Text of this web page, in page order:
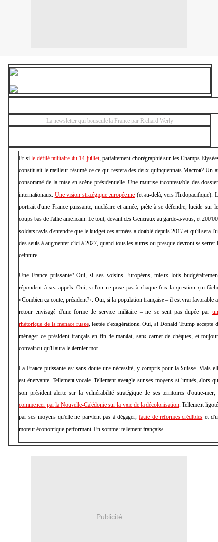
La newsletter qui bouscule la France par Richard Werly
Et si le défilé militaire du 14 juillet, parfaitement chorégraphié sur les Champs-
constituait le meilleur résumé de ce qui restera des deux quinquennats Macron? Un
consommé de la mise en scène présidentielle. Une maitrise incontestable des
internationaux. Une vision stratégique européenne (et au-delà, vers l'Indopacifique).
portrait d'une France puissante, nucléaire et armée, prête à se défendre, lucide sur
coups bas de l'allié américain. Le tout, devant des Généraux au garde-à-vous, et
soldats ravis d'entendre que le budget des armées a doublé depuis 2017 et qu'il sera
des seuls à augmenter d'ici à 2027, quand tous les autres ou presque devront se serrer
ceinture.
Une France puissante? Oui, si ses voisins Européens, mieux lotis
répondent à ses appels. Oui, si l'on ne pose pas à chaque fois la question qui
«Combien ça coute, président?». Oui, si la population française – il est vrai favorable
retour envisagé d'une forme de service militaire – ne se sent pas dupée par
rhétorique de la menace russe, lestée d'exagérations. Oui, si Donald Trump accepte
ménager ce président français en fin de mandat, sans carnet de chèques, et
convaincu qu'il aura le dernier mot.
La France puissante est sans doute une nécessité, y compris pour la Suisse. Mais
est énervante. Tellement vocale. Tellement aveugle sur ses moyens si limités, alors
son président alerte sur la vulnérabilité stratégique de ses territoires d'outre-mer,
commencer par la Nouvelle-Calédonie sur la voie de la décolonisation. Tellement
par ses moyens qu'elle ne parvient pas à dégager,faute de réformes crédibles et
moteur économique performant. En somme: tellement française.
Publicité